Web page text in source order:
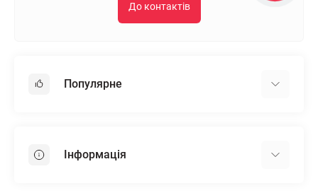
До контактів
Популярне
Пінопласт
Інформація